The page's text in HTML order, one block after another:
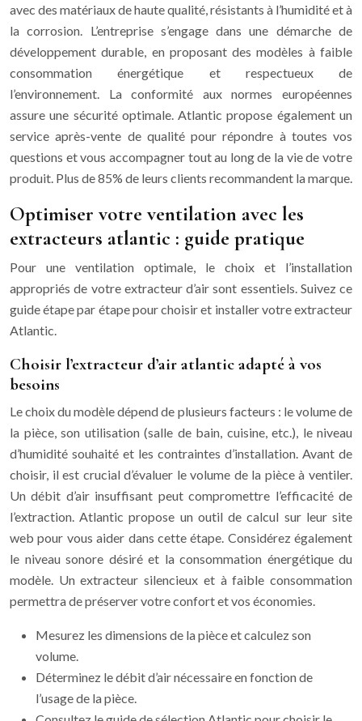
avec des matériaux de haute qualité, résistants à l’humidité et à
la corrosion. L’entreprise s’engage dans une démarche de
développement durable, en proposant des modèles à faible
consommation énergétique et respectueux de
l’environnement. La conformité aux normes européennes
assure une sécurité optimale. Atlantic propose également un
service après-vente de qualité pour répondre à toutes vos
questions et vous accompagner tout au long de la vie de votre
produit. Plus de 85% de leurs clients recommandent la marque.
Optimiser votre ventilation avec les
extracteurs atlantic : guide pratique
Pour une ventilation optimale, le choix et l’installation
appropriés de votre extracteur d’air sont essentiels. Suivez ce
guide étape par étape pour choisir et installer votre extracteur
Atlantic.
Choisir l’extracteur d’air atlantic adapté à vos
besoins
Le choix du modèle dépend de plusieurs facteurs : le volume de
la pièce, son utilisation (salle de bain, cuisine, etc.), le niveau
d’humidité souhaité et les contraintes d’installation. Avant de
choisir, il est crucial d’évaluer le volume de la pièce à ventiler.
Un débit d’air insuffisant peut compromettre l’efficacité de
l’extraction. Atlantic propose un outil de calcul sur leur site
web pour vous aider dans cette étape. Considérez également
le niveau sonore désiré et la consommation énergétique du
modèle. Un extracteur silencieux et à faible consommation
permettra de préserver votre confort et vos économies.
Mesurez les dimensions de la pièce et calculez son
volume.
Déterminez le débit d’air nécessaire en fonction de
l’usage de la pièce.